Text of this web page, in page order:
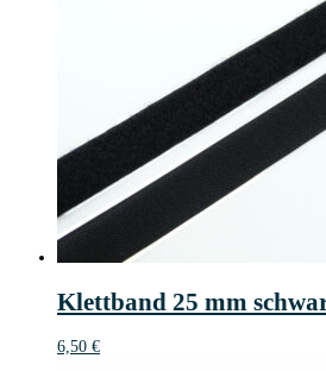
Klettband 25 mm
6,50 €